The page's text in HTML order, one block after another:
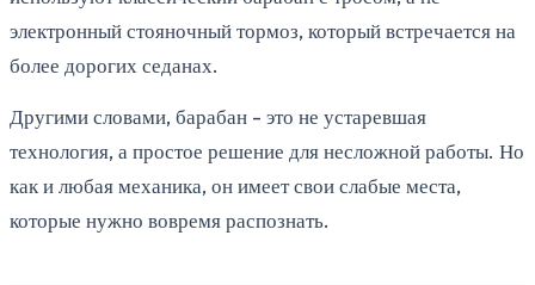
электронный стояночный тормоз, который встречается на
более дорогих седанах.
Другими словами, барабан - это не устаревшая
технология, а простое решение для несложной работы. Но
как и любая механика, он имеет свои слабые места,
которые нужно вовремя распознать.